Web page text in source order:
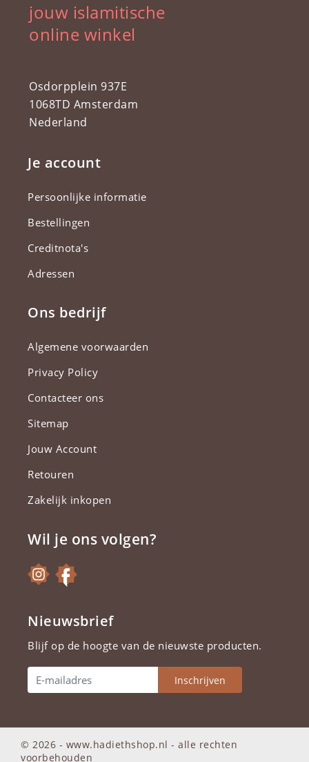
jouw islamitische
online winkel
Osdorpplein 937E
1068TD Amsterdam
Nederland
Je account
Persoonlijke informatie
Bestellingen
Creditnota's
Adressen
Ons bedrijf
Algemene voorwaarden
Privacy Policy
Contacteer ons
Sitemap
Jouw Account
Retouren
Zakelijk inkopen
Wil je ons volgen?
Nieuwsbrief
Blijf op de hoogte van de nieuwste producten.
Inschrijven
© 2026 - www.hadiethshop.nl -alle rechten
voorbehouden